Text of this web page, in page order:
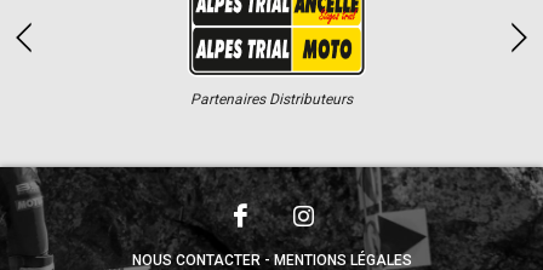
Partenaires Distributeurs
NOUS CONTACTER
MENTIONS LÉGALES